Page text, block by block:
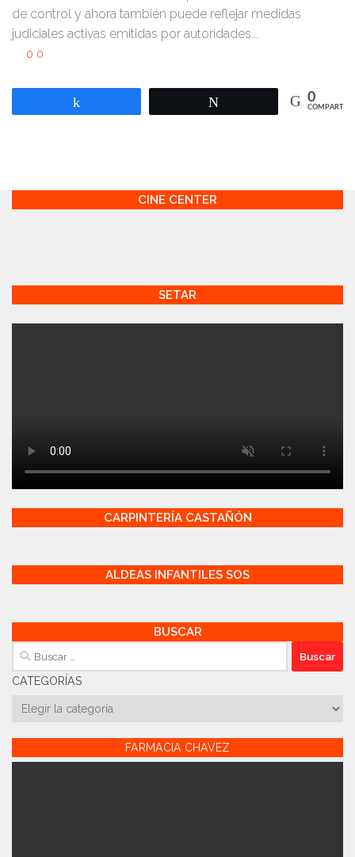
de control y ahora también puede reflejar medidas
judiciales activas emitidas por autoridades...
0 0
0
COMPARTIR
CINE CENTER
SETAR
CARPINTERÍA CASTAÑÓN
ALDEAS INFANTILES SOS
BUSCAR
Buscar:
CATEGORÍAS
Categorías
FARMACIA CHAVEZ